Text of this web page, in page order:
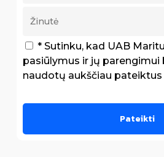
* Sutinku, kad UAB
pasiūlymus ir jų parengimui
naudotų aukščiau